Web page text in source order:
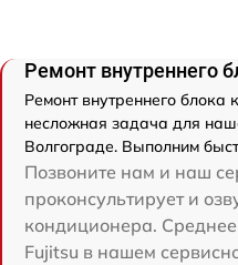
Ремонт внутреннего
Ремонт внутреннего блока
несложная задача для
Волгограде. Выполним
Позвоните нам и наш
проконсультирует и
кондиционера.
Fujitsu в нашем